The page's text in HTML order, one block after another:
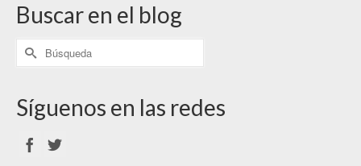
Buscar en el blog
Síguenos en las redes